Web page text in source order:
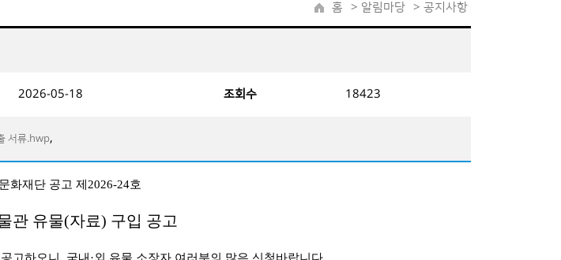
> 공지사항
> 알림마당
홈
2026-05-18 조회수 18423
서류.hwp,
화재단 공고 제 2026-24호
관 유물(자료) 구입 공고